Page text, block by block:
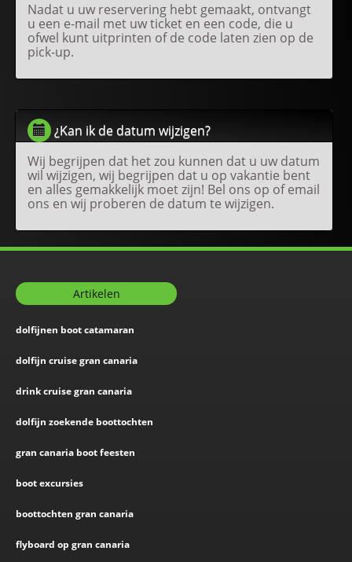
Nadat u uw reservering hebt gemaakt, ontvangt
u een e-mail met uw ticket en een code, die u
ofwel kunt uitprinten of de code laten zien op de
pick-up.
¿Kan ik de datum wijzigen?
Wij begrijpen dat het zou kunnen dat u uw datum
wil wijzigen, wij begrijpen dat u op vakantie bent
en alles gemakkelijk moet zijn! Bel ons op of email
ons en wij proberen de datum te wijzigen.
Artikelen
dolfijnen boot catamaran
dolfijn cruise gran canaria
drink cruise gran canaria
dolfijn zoekende boottochten
gran canaria boot feesten
boot excursies
boottochten gran canaria
flyboard op gran canaria